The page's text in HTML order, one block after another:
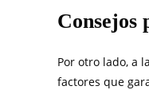
Consejos
Por otro lado, a
factores que